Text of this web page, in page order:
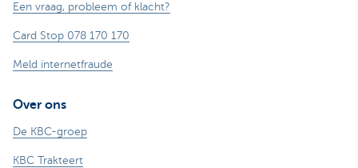
Een vraag, probleem of klacht?
Card Stop 078 170 170
Meld internetfraude
Over ons
De KBC-groep
KBC Trakteert